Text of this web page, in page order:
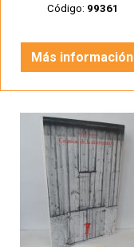
Código: 99361
Más información